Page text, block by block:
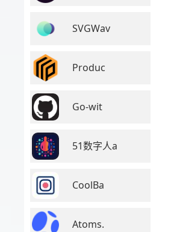
SVGWav
Produc
Go-wit
51数字人a
CoolBa
Atoms.